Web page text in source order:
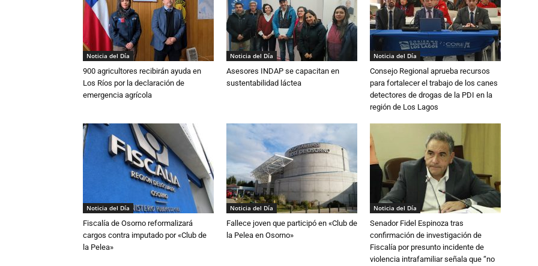
Noticia del Día
900 agricultores recibirán ayuda en
Los Ríos por la declaración de
emergencia agrícola
Noticia del Día
Asesores INDAP se capacitan en
sustentabilidad láctea
Noticia del Día
Consejo Regional aprueba recursos
para fortalecer el trabajo de los canes
detectores de drogas de la PDI en la
región de Los Lagos
Noticia del Día
Fiscalía de Osorno reformalizará
cargos contra imputado por «Club de
la Pelea»
Noticia del Día
Fallece joven que participó en «Club de
la Pelea en Osorno»
Noticia del Día
Senador Fidel Espinoza tras
confirmación de investigación de
Fiscalía por presunto incidente de
violencia intrafamiliar señala que “no